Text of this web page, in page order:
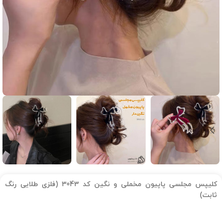
کلیپس مجلسی پاپیون مخملی و نگین کد 3043 (فلزی طلایی رنگ
ثابت)